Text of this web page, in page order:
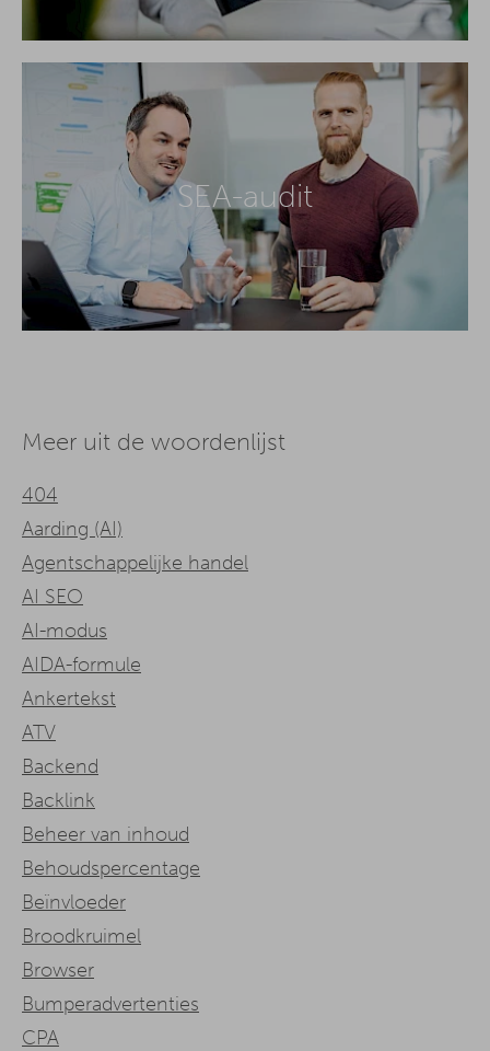
SEA-audit
Meer uit de woordenlijst
404
Aarding (AI)
Agentschappelijke handel
AI SEO
AI-modus
AIDA-formule
Ankertekst
ATV
Backend
Backlink
Beheer van inhoud
Behoudspercentage
Beïnvloeder
Broodkruimel
Browser
Bumperadvertenties
CPA